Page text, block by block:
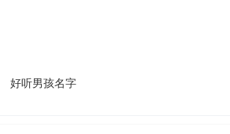
好听男孩名字